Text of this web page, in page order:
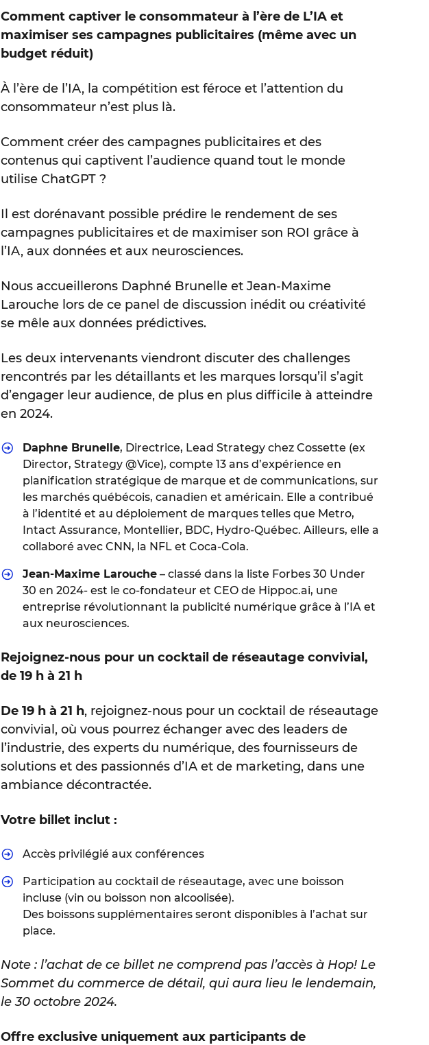
Comment captiver le consommateur à l’ère de L’IA et
maximiser ses campagnes publicitaires (même avec un
budget réduit)
À l’ère de l’IA, la compétition est féroce et l’attention du
consommateur n’est plus là.
Comment créer des campagnes publicitaires et des
contenus qui captivent l’audience quand tout le monde
utilise ChatGPT ?
Il est dorénavant possible prédire le rendement de ses
campagnes publicitaires et de maximiser son ROI grâce à
l’IA, aux données et aux neurosciences.
Nous accueillerons Daphné Brunelle et Jean-Maxime
Larouche lors de ce panel de discussion inédit ou créativité
se mêle aux données prédictives.
Les deux intervenants viendront discuter des challenges
rencontrés par les détaillants et les marques lorsqu’il s’agit
d’engager leur audience, de plus en plus difficile à atteindre
en 2024.
Daphne Brunelle, Directrice, Lead Strategy chez Cossette (ex
Director, Strategy @Vice), compte 13 ans d’expérience en
planification stratégique de marque et de communications, sur
les marchés québécois, canadien et américain. Elle a contribué
à l’identité et au déploiement de marques telles que Metro,
Intact Assurance, Montellier, BDC, Hydro-Québec. Ailleurs, elle a
collaboré avec CNN, la NFL et Coca-Cola.
Jean-Maxime Larouche– classé dans la liste Forbes 30 Under
30 en 2024- est le co-fondateur et CEO de Hippoc.ai, une
entreprise révolutionnant la publicité numérique grâce à l’IA et
aux neurosciences.
Rejoignez-nous pour un cocktail de réseautage convivial,
de 19 h à 21 h
De 19 h à 21 h, rejoignez-nous pour un cocktail de réseautage
convivial, où vous pourrez échanger avec des leaders de
l’industrie, des experts du numérique, des fournisseurs de
solutions et des passionnés d’IA et de marketing, dans une
ambiance décontractée.
Votre billet inclut :
Accès privilégié aux conférences
Participation au cocktail de réseautage, avec une boisson
incluse (vin ou boisson non alcoolisée).
Des boissons supplémentaires seront disponibles à l’achat sur
place.
Note : l’achat de ce billet ne comprend pas l’accès à Hop! Le
Sommet du commerce de détail, qui aura lieu le lendemain,
le 30 octobre 2024.
Offre exclusive uniquement aux participants de